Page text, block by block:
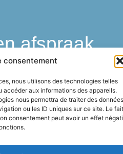
consentement
nous utilisons des technologies telles
aux informations des appareils.
nous permettra de traiter des données
ou les ID uniques sur ce site. Le fait
consentement peut avoir un effet
afspraak
02 675
31 75
ONLINE
AFSPRAAK
77 - 1000 BRUXELLES